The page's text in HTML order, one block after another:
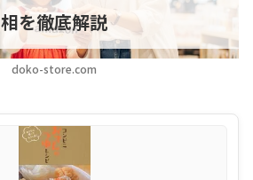
doko-store.com
相を徹底解説